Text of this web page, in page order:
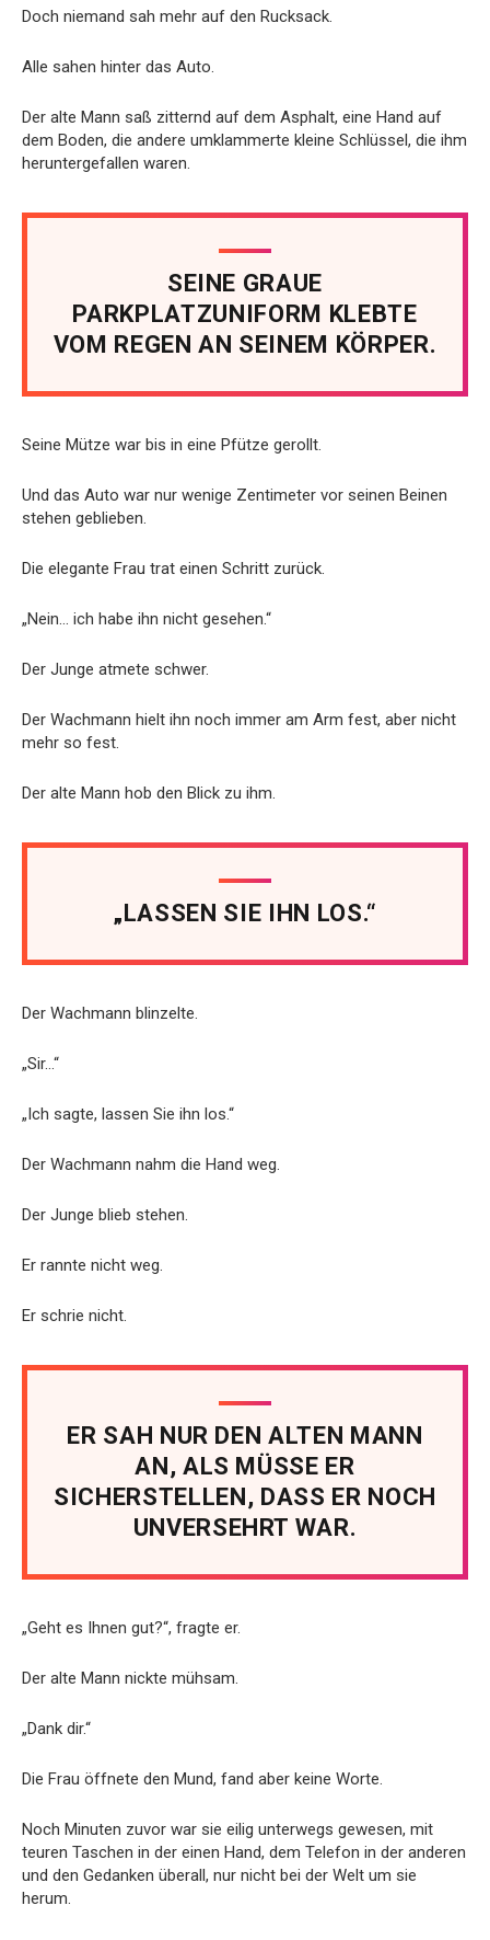
Doch niemand sah mehr auf den Rucksack.
Alle sahen hinter das Auto.
Der alte Mann saß zitternd auf dem Asphalt, eine Hand auf
dem Boden, die andere umklammerte kleine Schlüssel, die ihm
heruntergefallen waren.
SEINE GRAUE
PARKPLATZUNIFORM KLEBTE
VOM REGEN AN SEINEM KÖRPER.
Seine Mütze war bis in eine Pfütze gerollt.
Und das Auto war nur wenige Zentimeter vor seinen Beinen
stehen geblieben.
Die elegante Frau trat einen Schritt zurück.
„Nein… ich habe ihn nicht gesehen.“
Der Junge atmete schwer.
Der Wachmann hielt ihn noch immer am Arm fest, aber nicht
mehr so fest.
Der alte Mann hob den Blick zu ihm.
„LASSEN SIE IHN LOS.“
Der Wachmann blinzelte.
„Sir…“
„Ich sagte, lassen Sie ihn los.“
Der Wachmann nahm die Hand weg.
Der Junge blieb stehen.
Er rannte nicht weg.
Er schrie nicht.
ER SAH NUR DEN ALTEN MANN
AN, ALS MÜSSE ER
SICHERSTELLEN, DASS ER NOCH
UNVERSEHRT WAR.
„Geht es Ihnen gut?“, fragte er.
Der alte Mann nickte mühsam.
„Dank dir.“
Die Frau öffnete den Mund, fand aber keine Worte.
Noch Minuten zuvor war sie eilig unterwegs gewesen, mit
teuren Taschen in der einen Hand, dem Telefon in der anderen
und den Gedanken überall, nur nicht bei der Welt um sie
herum.